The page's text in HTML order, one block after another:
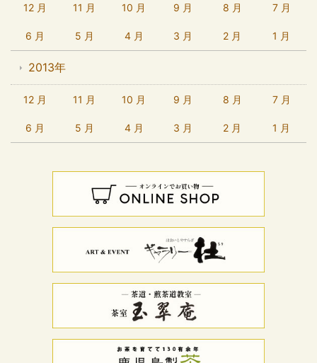
12 月 11 月 10 月 9 月 8 月 7 月
6 月 5 月 4 月 3 月 2 月 1 月
2013年
12 月 11 月 10 月 9 月 8 月 7 月
6 月 5 月 4 月 3 月 2 月 1 月